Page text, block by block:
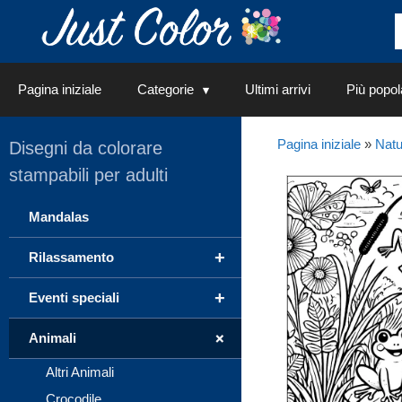
Pagina iniziale Categorie Ultimi arrivi Più
Pagina iniziale»
Disegni da colorare
stampabili per adulti
Mandalas
+
Rilassamento
+
Eventi speciali
+
Animali
Altri Animali
Crocodile